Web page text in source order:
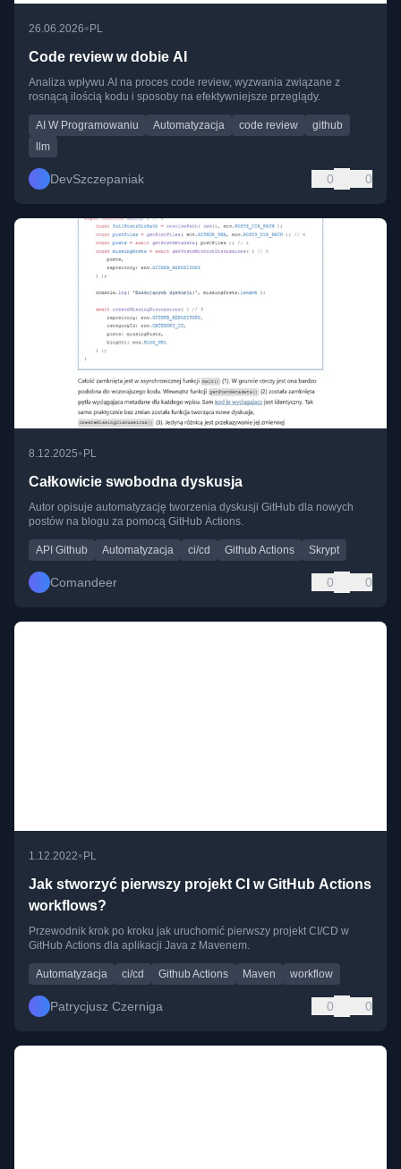
26.06.2026• PL
Code review w dobie AI
Analiza wpływu AI na proces code review, wyzwania związane z
rosnącą ilością kodu i sposoby na efektywniejsze przeglądy.
AI W Programowaniu Automatyzacja code review
github
llm
DevSzczepaniak 0 0
8.12.2025•PL
Całkowicie swobodna dyskusja
Autor opisuje automatyzację tworzenia dyskusji GitHub dla nowych
postów na blogu za pomocą GitHub Actions.
API Github Automatyzacja ci/cd Github Actions Skrypt
Comandeer 0 0
1.12.2022• PL
Jak stworzyć pierwszy projekt CI w GitHub Actions
workflows?
Przewodnik krok po kroku jak uruchomić pierwszy projekt CI/CD w
GitHub Actions dla aplikacji Java z Mavenem.
Automatyzacja ci/cd Github Actions Maven workflow
Patrycjusz Czerniga 0 0